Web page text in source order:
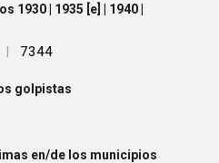
1930 | 1935 [e] | 1940 |
| 7344
golpistas
en/de los municipios